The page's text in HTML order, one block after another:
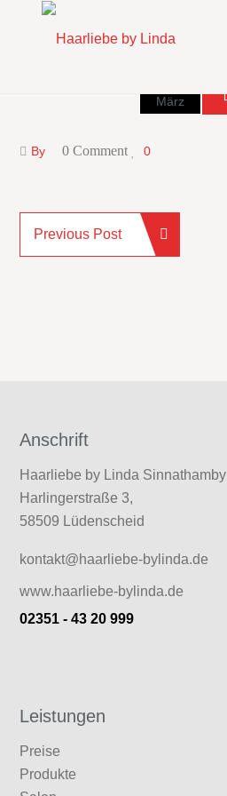
März
By 0 Comment 0
Previous Post
Anschrift
Haarliebe by Linda Sinnathamby
Harlingerstraße 3,
58509 Lüdenscheid
kontakt@haarliebe-bylinda.de
www.haarliebe-bylinda.de
02351 - 43 20 999
Leistungen
Preise
Produkte